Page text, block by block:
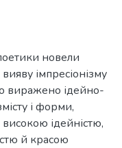
новели
імпресіонізму
виражено ідейно-
і форми,
ідейністю,
й красою